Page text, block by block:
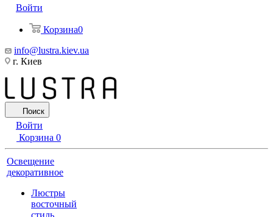
Войти
Корзина0
info@lustra.kiev.ua
г. Киев
Поиск
Войти
Корзина 0
Освещение
декоративное
Люстры
восточный
стиль